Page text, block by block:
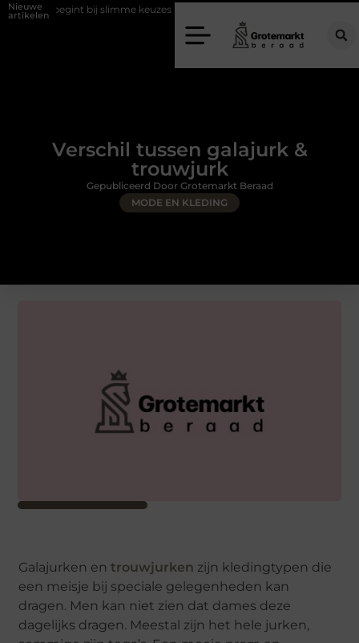
Nieuwe
artikelen
bij slimme keuzes Waarom kiezen voor een rijschool in Utrecht?
Verschil tussen galajurk &
trouwjurk
MODE EN KLEDING
Gepubliceerd Door Grotemarkt Beraad
Galajurken entrouwjurken zijn kledingtypen die
een meisje bij speciale gelegenheden kan
dragen. Men kan niet zien dat dames deze
dagelijks dragen. Meestal zijn het hele jurken,